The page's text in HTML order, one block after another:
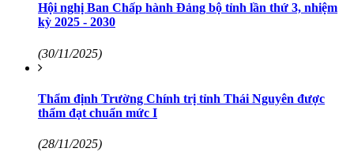
Hội nghị Ban Chấp hành Đảng bộ tỉnh lần thứ 3, nhiệm
kỳ 2025 - 2030
(30/11/2025)
Thẩm định Trường Chính trị tỉnh Thái Nguyên được
thẩm đạt chuẩn mức I
(28/11/2025)